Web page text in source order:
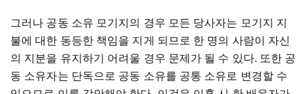
그러나 공동 소유 모기지의 경우 모든 당사자는 모기지 지
불에 대한 동등한 책임을 지게 되므로 한 명의 사람이 자신
의 지분을 유지하기 어려울 경우 문제가 될 수 있다. 또한 공
동 소유자는 단독으로 공동 소유를 공통 소유로 변경할 수